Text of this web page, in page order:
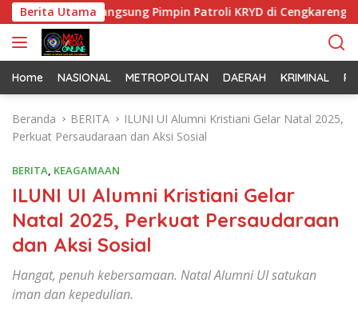
a
g
u
Berita Utama
Turun Langsung Pimpin Patroli KRYD di Cengkareng
Home NASIONAL METROPOLITAN DAERAH KRIMINAL
Beranda BERITA
ILUNI UI Alumni Kristiani Gelar Natal 2025,
Perkuat Persaudaraan dan Aksi Sosial
BERITA, KEAGAMAAN
ILUNI UI Alumni Kristiani Gelar
Natal 2025, Perkuat Persaudaraan
dan Aksi Sosial
Hangat, penuh kebersamaan. Natal Alumni UI satukan
iman dan kepedulian.